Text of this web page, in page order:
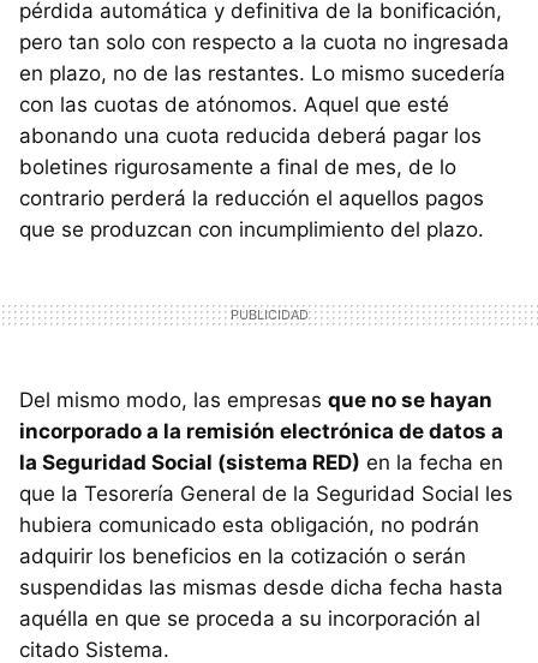
pérdida automática y definitiva de la bonificación,
pero tan solo con respecto a la cuota no ingresada
en plazo, no de las restantes. Lo mismo sucedería
con las cuotas de atónomos. Aquel que esté
abonando una cuota reducida deberá pagar los
boletines rigurosamente a final de mes, de lo
contrario perderá la reducción el aquellos pagos
que se produzcan con incumplimiento del plazo.
Del mismo modo, las empresas que no se hayan
incorporado a la remisión electrónica de datos a
la Seguridad Social (sistema RED) en la fecha en
que la Tesorería General de la Seguridad Social les
hubiera comunicado esta obligación, no podrán
adquirir los beneficios en la cotización o serán
suspendidas las mismas desde dicha fecha hasta
aquélla en que se proceda a su incorporación al
citado Sistema.